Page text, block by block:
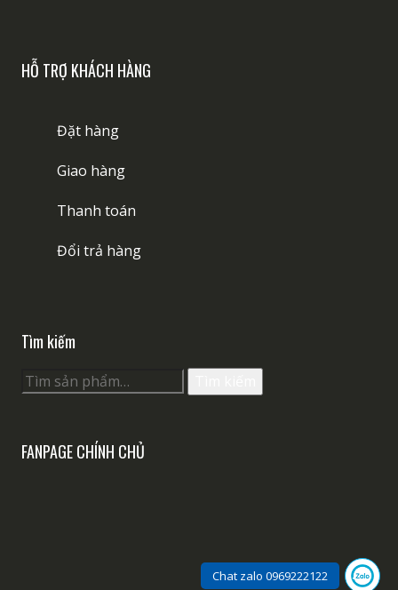
HỖ TRỢ KHÁCH HÀNG
Đặt hàng
Giao hàng
Thanh toán
Đổi trả hàng
Tìm kiếm
Tìm
kiếm:
FANPAGE CHÍNH CHỦ
Chat zalo 0969222122